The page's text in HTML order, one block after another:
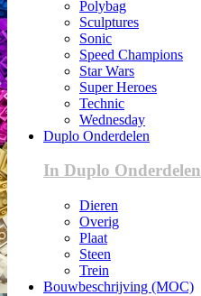
Polybag
Sculptures
Sonic
Speed Champions
Star Wars
Super Heroes
Technic
Wednesday
Duplo Onderdelen
In Duplo Onderdelen
Dieren
Overig
Plaat
Steen
Trein
Bouwbeschrijving (MOC)